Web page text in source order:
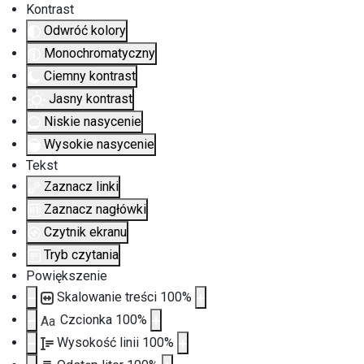
Kontrast
Odwróć kolory
Monochromatyczny
Ciemny kontrast
Jasny kontrast
Niskie nasycenie
Wysokie nasycenie
Tekst
Zaznacz linki
Zaznacz nagłówki
Czytnik ekranu
Tryb czytania
Powiększenie
Skalowanie treści 100%
Aa Czcionka 100%
Wysokość linii 100%